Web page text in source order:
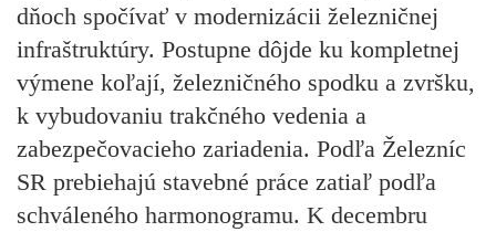
dňoch spočívať v modernizácii železničnej
infraštruktúry. Postupne dôjde ku kompletnej
výmene koľají, železničného spodku a zvršku,
k vybudovaniu trakčného vedenia a
zabezpečovacieho zariadenia. Podľa Železníc
SR prebiehajú stavebné práce zatiaľ podľa
schváleného harmonogramu. K decembru